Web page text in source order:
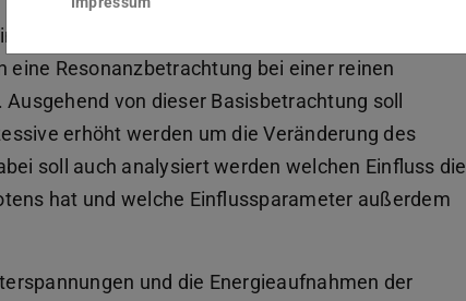
dabei stark abhängig von der Kopplung der
Resonanzbetrachtung bei einer reinen
von dieser Basisbetrachtung soll
erhöht werden um die Veränderung des
soll auch analysiert werden welchen Einfluss die
hat und welche Einflussparameter außerdem
und die Energieaufnahmen der